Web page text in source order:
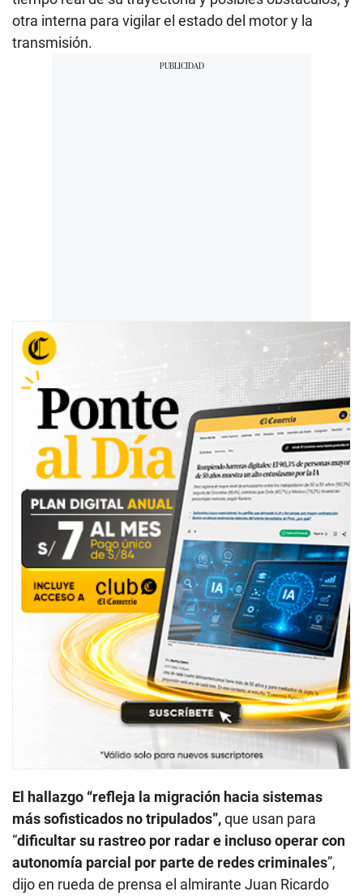
otra interna para vigilar el estado del motor y la
transmisión.
El hallazgo “refleja la migración hacia sistemas
más sofisticados no tripulados”,que usan para
“dificultar su rastreo por radar e incluso operar con
autonomía parcial por parte de redes criminales”,
dijo en rueda de prensa el almirante Juan Ricardo